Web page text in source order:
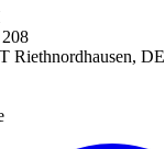
Riethnordhausen, DE